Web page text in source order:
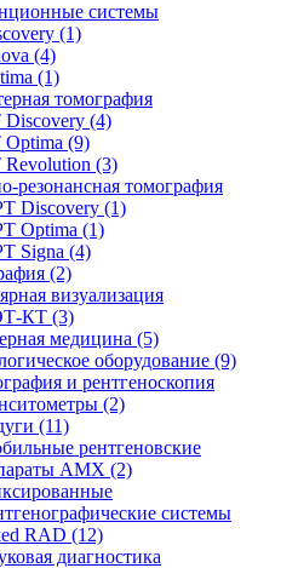
системы
(1)
(4)
(1)
томография
(4)
(9)
(3)
резонансная томография
Discovery (1)
Optima (1)
Signa (4)
(2)
визуализация
КТ (3)
медицина (5)
оборудование (9)
и рентгеноскопия
(2)
(11)
рентгеновские
AMX (2)
системы
RAD (12)
диагностика